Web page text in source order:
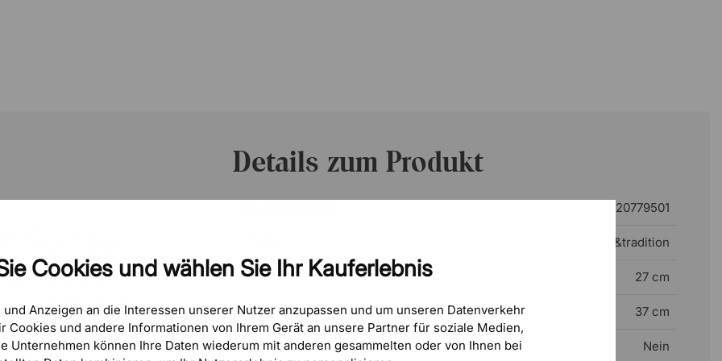
Cookies und wählen Sie Ihr Kauferlebnis
Anzeigen an die Interessen unserer Nutzer anzupassen und um unseren Datenverkehr
Cookies und andere Informationen von Ihrem Gerät an unsere Partner für soziale Medien,
Unternehmen können Ihre Daten wiederum mit anderen gesammelten oder von Ihnen bei
Verner
bis heute als Ikone
durch ihre
Balance
Farben. Egal
hinterlässt stets
Details zum Produkt
20779501
&tradition
Höhe 27 cm
Durchmesser 37 cm
Inklusive Leuchtmittel Nein